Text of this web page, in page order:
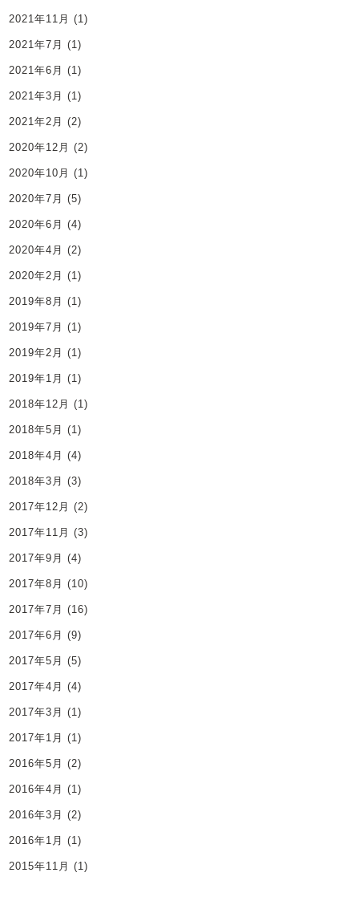
2021年11月 (1)
2021年7月 (1)
2021年6月 (1)
2021年3月 (1)
2021年2月 (2)
2020年12月 (2)
2020年10月 (1)
2020年7月 (5)
2020年6月 (4)
2020年4月 (2)
2020年2月 (1)
2019年8月 (1)
2019年7月 (1)
2019年2月 (1)
2019年1月 (1)
2018年12月 (1)
2018年5月 (1)
2018年4月 (4)
2018年3月 (3)
2017年12月 (2)
2017年11月 (3)
2017年9月 (4)
2017年8月 (10)
2017年7月 (16)
2017年6月 (9)
2017年5月 (5)
2017年4月 (4)
2017年3月 (1)
2017年1月 (1)
2016年5月 (2)
2016年4月 (1)
2016年3月 (2)
2016年1月 (1)
2015年11月 (1)